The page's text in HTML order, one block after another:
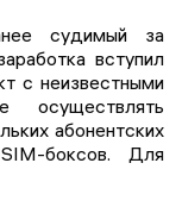
судимый за
вступил
с неизвестными
осуществлять
абонентских
боксов. Для